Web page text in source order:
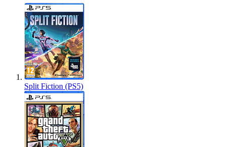
Split Fiction (PS5)